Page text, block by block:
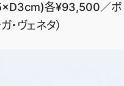
各¥93,500／ボ
・ヴェネタ）